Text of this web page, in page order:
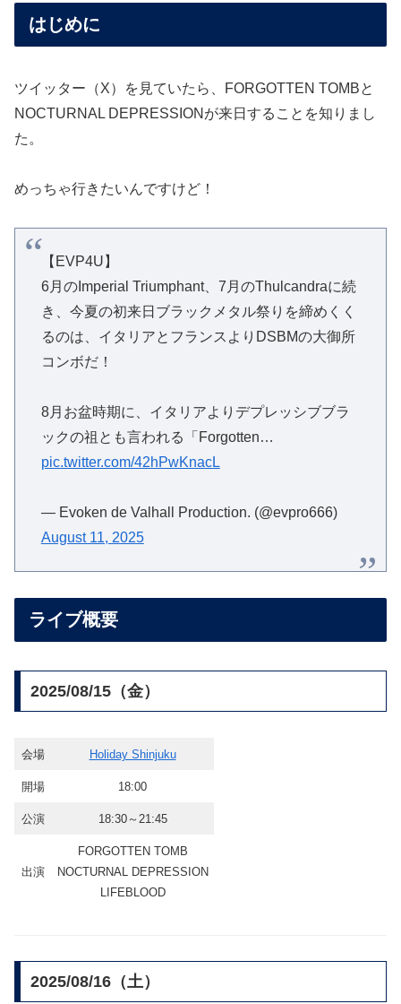
はじめに
ツイッター（X）を見ていたら、FORGOTTEN TOMBと
NOCTURNAL DEPRESSIONが来日することを知りまし
た。
めっちゃ行きたいんですけど！
【EVP4U】
6月のImperial Triumphant、7月のThulcandraに続
き、今夏の初来日ブラックメタル祭りを締めくく
るのは、イタリアとフランスよりDSBMの大御所
コンボだ！
8月お盆時期に、イタリアよりデプレッシブブラ
ックの祖とも言われる「Forgotten…
pic.twitter.com/42hPwKnacL
— Evoken de Valhall Production. (@evpro666)
August 11, 2025
ライブ概要
2025/08/15（金）
会場 Holiday Shinjuku
開場 18:00
公演 18:30～21:45
出演
FORGOTTEN TOMB
NOCTURNAL DEPRESSION
LIFEBLOOD
2025/08/16（土）